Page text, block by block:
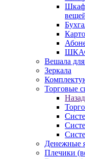
Вешала
Зеркала
Торговые
Назад
Денежные
Плечики